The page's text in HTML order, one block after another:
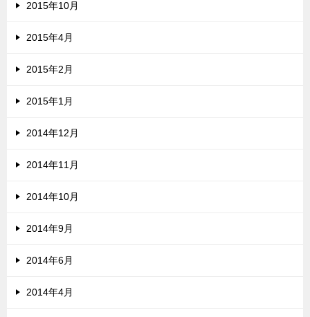
2015年10月
2015年4月
2015年2月
2015年1月
2014年12月
2014年11月
2014年10月
2014年9月
2014年6月
2014年4月